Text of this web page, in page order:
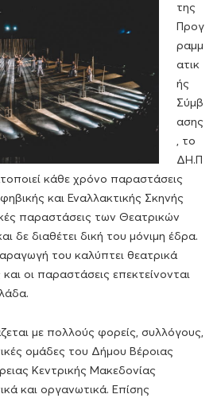
της
Προγ
ραμμ
ατικ
ής
Σύμβ
ασης
, το
ΔΗ.Π
κάθε χρόνο παραστάσεις
και Εναλλακτικής Σκηνής
παραστάσεις των Θεατρικών
δε διαθέτει δική του μόνιμη έδρα.
του καλύπτει θεατρικά
οι παραστάσεις επεκτείνονται
με πολλούς φορείς, συλλόγους,
ομάδες του Δήμου Βέροιας
Κεντρικής Μακεδονίας
και οργανωτικά. Επίσης